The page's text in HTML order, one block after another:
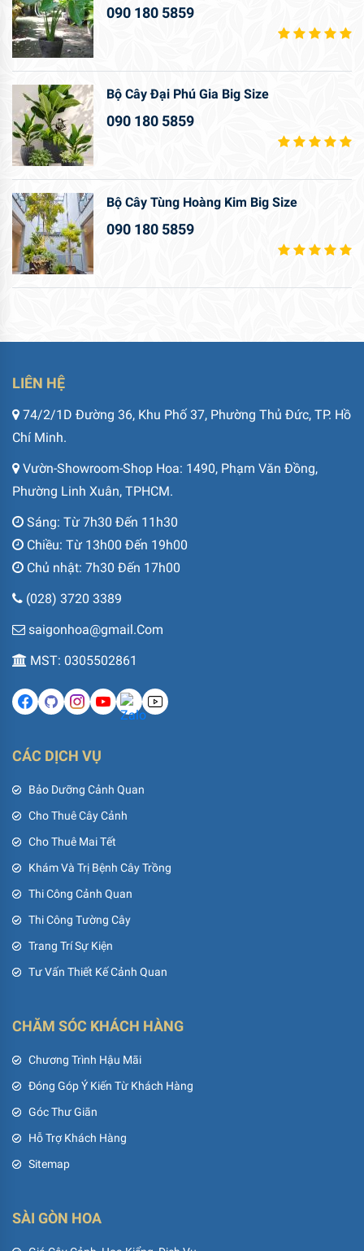
090 180 5859
Bộ Cây Đại Phú Gia Big Size
090 180 5859
Bộ Cây Tùng Hoàng Kim Big Size
090 180 5859
LIÊN HỆ
74/2/1D Đường 36, Khu Phố 37, Phường Thủ Đức, TP. Hồ
Chí Minh.
Vườn-Showroom-Shop Hoa: 1490, Phạm Văn Đồng,
Phường Linh Xuân, TPHCM.
Sáng: Từ 7h30 Đến 11h30
Chiều: Từ 13h00 Đến 19h00
Chủ nhật: 7h30 Đến 17h00
(028) 3720 3389
saigonhoa@gmail.Com
MST: 0305502861
CÁC DỊCH VỤ
Bảo Dưỡng Cảnh Quan
Cho Thuê Cây Cảnh
Cho Thuê Mai Tết
Khám Và Trị Bệnh Cây Trồng
Thi Công Cảnh Quan
Thi Công Tường Cây
Trang Trí Sự Kiện
Tư Vấn Thiết Kế Cảnh Quan
CHĂM SÓC KHÁCH HÀNG
Chương Trình Hậu Mãi
Đóng Góp Ý Kiến Từ Khách Hàng
Góc Thư Giãn
Hỗ Trợ Khách Hàng
Sitemap
SÀI GÒN HOA